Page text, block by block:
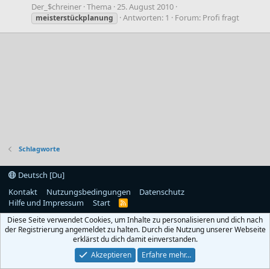
Der_$chreiner Thema 25. August 2010
meisterstückplanung Antworten: 1 Forum: Profi fragt
Schlagworte
Deutsch [Du]
Kontakt
Nutzungsbedingungen
Datenschutz
Hilfe und Impressum
Start
R
S
Diese Seite verwendet Cookies, um Inhalte zu personalisieren und dich nach
der Registrierung angemeldet zu halten. Durch die Nutzung unserer Webseite
erklärst du dich damit einverstanden.
Akzeptieren
Erfahre mehr…